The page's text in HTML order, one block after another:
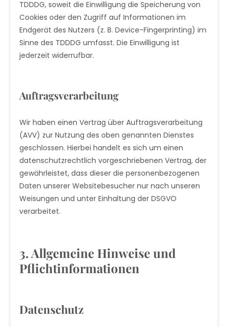
TDDDG, soweit die Einwilligung die Speicherung von
Cookies oder den Zugriff auf Informationen im
Endgerät des Nutzers (z. B. Device-Fingerprinting) im
Sinne des TDDDG umfasst. Die Einwilligung ist
jederzeit widerrufbar.
Auftragsverarbeitung
Wir haben einen Vertrag über Auftragsverarbeitung
(AVV) zur Nutzung des oben genannten Dienstes
geschlossen. Hierbei handelt es sich um einen
datenschutzrechtlich vorgeschriebenen Vertrag, der
gewährleistet, dass dieser die personenbezogenen
Daten unserer Websitebesucher nur nach unseren
Weisungen und unter Einhaltung der DSGVO
verarbeitet.
3. Allgemeine Hinweise und
Pflicht­informationen
Datenschutz